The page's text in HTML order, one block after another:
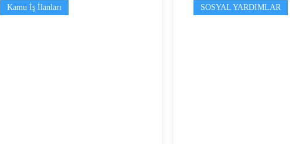
Kamu İş İlanları SOSYAL YARDIMLAR